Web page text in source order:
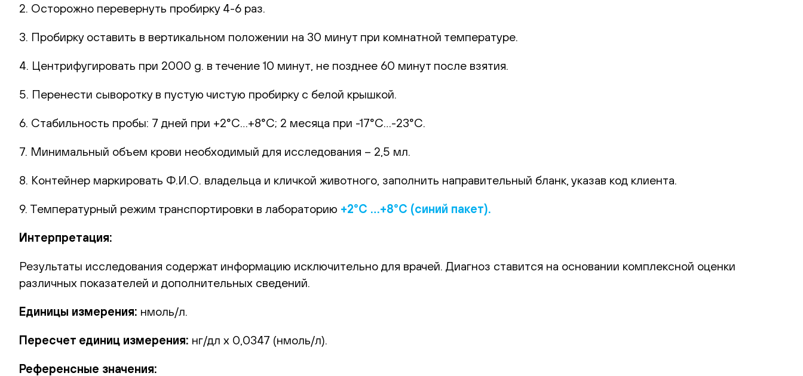
2. Осторожно перевернуть пробирку 4-6 раз.
3. Пробирку оставить в вертикальном положении на 30 минут при комнатной температуре.
4. Центрифугировать при 2000 g. в течение 10 минут, не позднее 60 минут после взятия.
5. Перенести сыворотку в пустую чистую пробирку с белой крышкой.
6. Стабильность пробы: 7 дней при +2°С…+8°С; 2 месяца при -17°С…-23°С.
7. Минимальный объем крови необходимый для исследования – 2,5 мл.
8. Контейнер маркировать Ф.И.О. владельца и кличкой животного, заполнить направительный бланк, указав код клиента.
9. Температурный режим транспортировки в лабораторию +2°С …+8°С (синий пакет).
Интерпретация:
Результаты исследования содержат информацию исключительно для врачей. Диагноз ставится на основании комплексной оценки
различных показателей и дополнительных сведений.
Единицы измерения: нмоль/л.
Пересчет единиц измерения: нг/дл х 0,0347 (нмоль/л).
Референсные значения: